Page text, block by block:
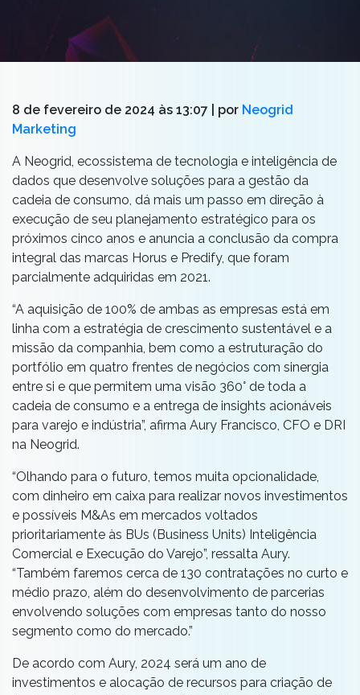
8 de fevereiro de 2024 às 13:07 | por Neogrid
Marketing
A Neogrid, ecossistema de tecnologia e inteligência de
dados que desenvolve soluções para a gestão da
cadeia de consumo, dá mais um passo em direção à
execução de seu planejamento estratégico para os
próximos cinco anos e anuncia a conclusão da compra
integral das marcas Horus e Predify, que foram
parcialmente adquiridas em 2021.
“A aquisição de 100% de ambas as empresas está em
linha com a estratégia de crescimento sustentável e a
missão da companhia, bem como a estruturação do
portfólio em quatro frentes de negócios com sinergia
entre si e que permitem uma visão 360° de toda a
cadeia de consumo e a entrega de insights acionáveis
para varejo e indústria”, afirma Aury Francisco, CFO e DRI
na Neogrid.
“Olhando para o futuro, temos muita opcionalidade,
com dinheiro em caixa para realizar novos investimentos
e possíveis M&As em mercados voltados
prioritariamente às BUs (Business Units) Inteligência
Comercial e Execução do Varejo”, ressalta Aury.
“Também faremos cerca de 130 contratações no curto e
médio prazo, além do desenvolvimento de parcerias
envolvendo soluções com empresas tanto do nosso
segmento como do mercado.”
De acordo com Aury, 2024 será um ano de
investimentos e alocação de recursos para criação de